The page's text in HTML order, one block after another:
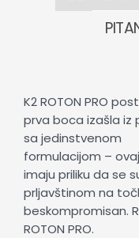
K2 ROTON PRO
prva boca izašla iz
sa jedinstvenom
formulacijom –
imaju priliku da se
prljavštinom na
beskompromisan.
ROTON PRO.